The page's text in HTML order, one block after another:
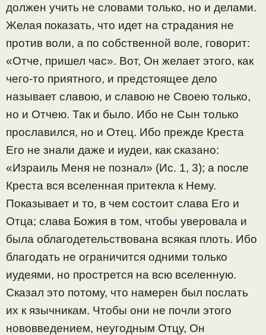
должен учить не словами только, но и делами.
Желая показать, что идет на страдания не
против воли, а по собственной воле, говорит:
«Отче, пришел час». Вот, Он желает этого, как
чего-то приятного, и предстоящее дело
называет славою, и славою не Своею только,
но и Отчею. Так и было. Ибо не Сын только
прославился, но и Отец. Ибо прежде Креста
Его не знали даже и иудеи, как сказано:
«Израиль Меня не познал» (Ис. 1, 3); а после
Креста вся вселенная притекла к Нему.
Показывает и то, в чем состоит слава Его и
Отца; слава Божия в том, чтобы уверовала и
была облагодетельствована всякая плоть. Ибо
благодать не ограничится одними только
иудеями, но прострется на всю вселенную.
Сказал это потому, что намерен был послать
их к язычникам. Чтобы они не почли этого
нововведением, неугодным Отцу, Он